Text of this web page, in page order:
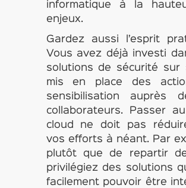
informatique à la
enjeux.
Gardez aussi l’esprit
Vous avez déjà investi
solutions de sécurité sur
mis en place des
sensibilisation auprès
collaborateurs. Passer
cloud ne doit pas
vos efforts à néant. Par
plutôt que de repartir
privilégiez des solutions
facilement pouvoir être